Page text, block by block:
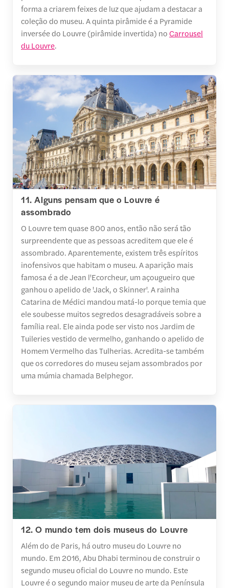
forma a criarem feixes de luz que ajudam a destacar a
coleção do museu. A quinta pirâmide é a Pyramide
inversée do Louvre (pirâmide invertida) noCarrousel
du Louvre.
11. Alguns pensam que o Louvre é
assombrado
O Louvre tem quase 800 anos, então não será tão
surpreendente que as pessoas acreditem que ele é
assombrado. Aparentemente, existem três espíritos
inofensivos que habitam o museu. A aparição mais
famosa é a de Jean l'Ecorcheur, um açougueiro que
ganhou o apelido de 'Jack, o Skinner'. A rainha
Catarina de Médici mandou matá-lo porque temia que
ele soubesse muitos segredos desagradáveis sobre a
família real. Ele ainda pode ser visto nos Jardim de
Tuileries vestido de vermelho, ganhando o apelido de
Homem Vermelho das Tulherias. Acredita-se também
que os corredores do museu sejam assombrados por
uma múmia chamada Belphegor.
12. O mundo tem dois museus do Louvre
Além do de Paris, há outro museu do Louvre no
mundo. Em 2016, Abu Dhabi terminou de construir o
segundo museu oficial do Louvre no mundo. Este
Louvre é o segundo maior museu de arte da Península